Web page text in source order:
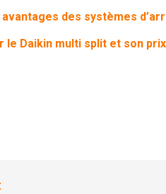
des systèmes
le Daikin multi split et son prix